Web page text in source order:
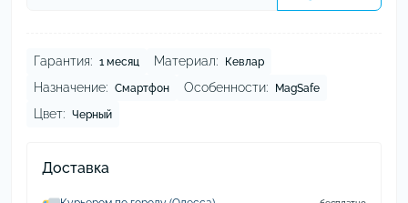
Гарантия: 1 месяц Материал: Кевлар
Назначение: Смартфон Особенности: MagSafe
Цвет: Черный
Доставка